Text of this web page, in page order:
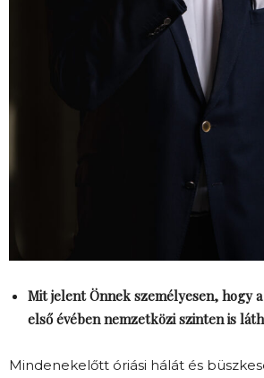
Mit jelent Önnek személyesen, hogy
első évében nemzetközi szinten is
Mindenekelőtt óriási hálát és